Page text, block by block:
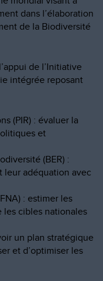
dans l’élaboration
de la Biodiversité
de l’Initiative
intégrée reposant
(PIR) : évaluer la
et
(BER) :
leur adéquation avec
: estimer les
les cibles nationales
un plan stratégique
et d’optimiser les